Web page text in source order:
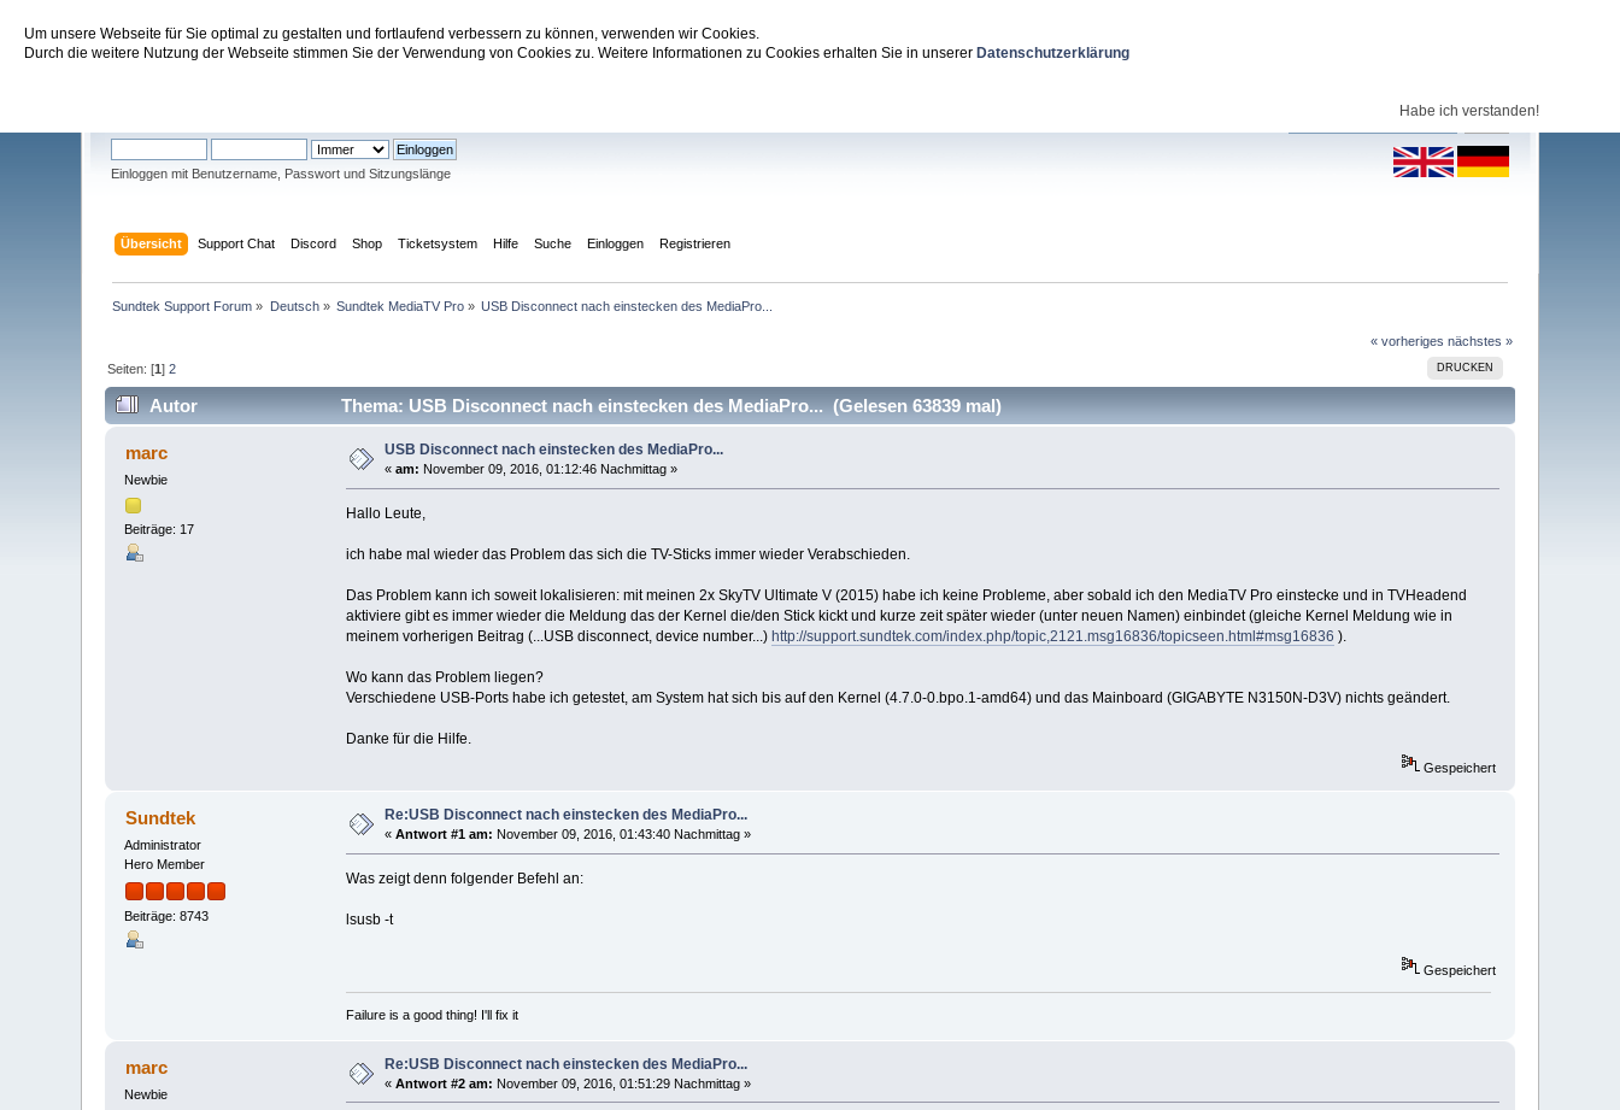
Um unsere Webseite für Sie optimal zu gestalten und fortlaufend verbessern zu können, verwenden wir Cookies.
Durch die weitere Nutzung der Webseite stimmen Sie der Verwendung von Cookies zu. Weitere Informationen zu Cookies erhalten Sie in unserer Datenschutzerklärung
Habe ich verstanden!
Sundtek Support Forum
Einloggen mit Benutzername, Passwort und Sitzungslänge
Übersicht Support Chat Discord Shop Ticketsystem Hilfe Suche Einloggen Registrieren
Sundtek Support Forum » Deutsch» Sundtek MediaTV Pro » USB Disconnect nach einstecken des MediaPro...
« vorheriges nächstes »
DRUCKEN
Seiten: [1]2
Autor Thema: USB Disconnect nach einstecken des MediaPro... (Gelesen 63839 mal)
marc
Newbie
Beiträge: 17
USB Disconnect nach einstecken des MediaPro...
«am: November 09, 2016, 01:12:46 Nachmittag »
Hallo Leute,
ich habe mal wieder das Problem das sich die TV-Sticks immer wieder Verabschieden.
Das Problem kann ich soweit lokalisieren: mit meinen 2x SkyTV Ultimate V (2015) habe ich keine Probleme, aber sobald ich den MediaTV Pro einstecke und in TVHeadend
aktiviere gibt es immer wieder die Meldung das der Kernel die/den Stick kickt und kurze zeit später wieder (unter neuen Namen) einbindet (gleiche Kernel Meldung wie in
meinem vorherigen Beitrag (...USB disconnect, device number...) http://support.sundtek.com/index.php/topic,2121.msg16836/topicseen.html#msg16836 ).
Wo kann das Problem liegen?
Verschiedene USB-Ports habe ich getestet, am System hat sich bis auf den Kernel (4.7.0-0.bpo.1-amd64) und das Mainboard (GIGABYTE N3150N-D3V) nichts geändert.
Danke für die Hilfe.
Gespeichert
Sundtek
Administrator
Hero Member
Beiträge: 8743
Re:USB Disconnect nach einstecken des MediaPro...
«Antwort #1 am: November 09, 2016, 01:43:40 Nachmittag »
Was zeigt denn folgender Befehl an:
lsusb -t
Gespeichert
Failure is a good thing! I'll fix it
marc
Newbie
Re:USB Disconnect nach einstecken des MediaPro...
«Antwort #2 am: November 09, 2016, 01:51:29 Nachmittag »